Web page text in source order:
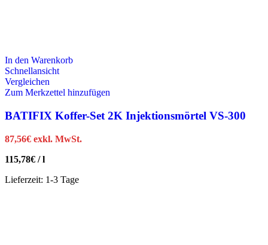
In den Warenkorb
Schnellansicht
Vergleichen
Zum Merkzettel hinzufügen
BATIFIX Koffer-Set 2K Injektionsmörtel VS-300
87,56€ exkl. MwSt.
115,78€ /l
Lieferzeit: 1-3 Tage